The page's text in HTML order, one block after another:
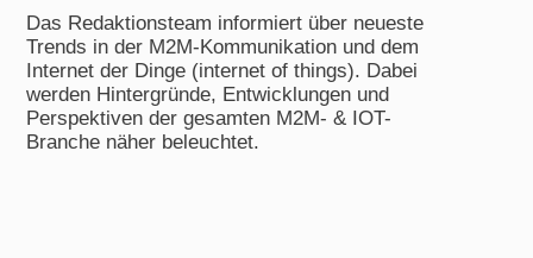
Das Redaktionsteam informiert über neueste
Trends in der M2M-Kommunikation und dem
Internet der Dinge (internet of things). Dabei
werden Hintergründe, Entwicklungen und
Perspektiven der gesamten M2M- & IOT-
Branche näher beleuchtet.